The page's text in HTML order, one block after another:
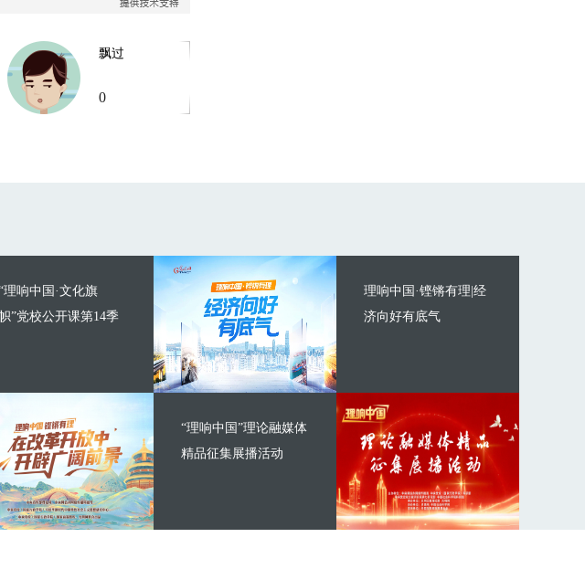
飘过
0
理响中国·文化旗
”党校公开课第14季
理响中国·铿锵有理|经
济向好有底气
“理响中国”理论融媒体
精品征集展播活动